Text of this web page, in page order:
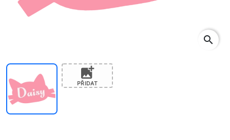
search
add_photo_alternate
PŘIDAT